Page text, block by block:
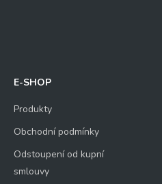
E-SHOP
Produkty
Obchodní podmínky
Odstoupení od kupní
smlouvy